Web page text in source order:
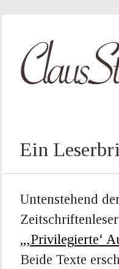
Ein
Untenstehend
„‚Privilegierte‘
Beide Texte